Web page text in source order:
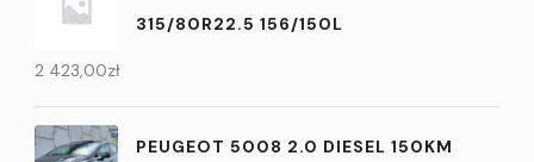
315/80R22.5 156/150L
2 423,00zł
PEUGEOT 5008 2.0 DIESEL 150KM